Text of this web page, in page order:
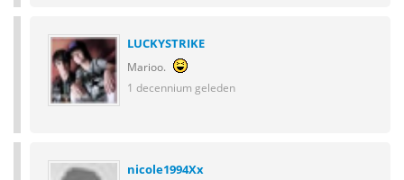
LUCKYSTRIKE
Marioo.
1 decennium geleden
nicole1994Xx